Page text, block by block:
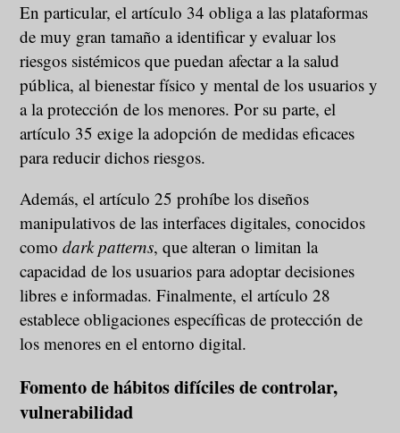
En particular, el artículo 34 obliga a las plataformas
de muy gran tamaño a identificar y evaluar los
riesgos sistémicos que puedan afectar a la salud
pública, al bienestar físico y mental de los usuarios y
a la protección de los menores. Por su parte, el
artículo 35 exige la adopción de medidas eficaces
para reducir dichos riesgos.
Además, el artículo 25 prohíbe los diseños
manipulativos de las interfaces digitales, conocidos
comodark patterns, que alteran o limitan la
capacidad de los usuarios para adoptar decisiones
libres e informadas. Finalmente, el artículo 28
establece obligaciones específicas de protección de
los menores en el entorno digital.
Fomento de hábitos difíciles de controlar,
vulnerabilidad